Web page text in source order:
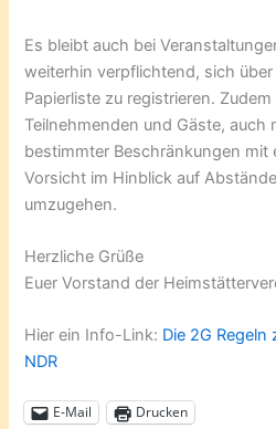
Es bleibt auch bei
weiterhin verpflichtend, sich
Papierliste zu registrieren.
Teilnehmenden und Gäste, auch
bestimmter Beschränkungen mit
Vorsicht im Hinblick auf
umzugehen.
Herzliche Grüße
Euer Vorstand der
Hier ein Info-Link: Die 2G
NDR
E-Mail Drucken